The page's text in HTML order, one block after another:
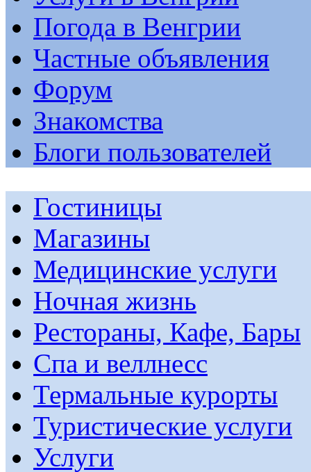
Погода в Венгрии
Частные объявления
Форум
Знакомства
Блоги пользователей
Гостиницы
Магазины
Медицинские услуги
Ночная жизнь
Рестораны, Кафе, Бары
Спа и веллнесс
Термальные курорты
Туристические услуги
Услуги